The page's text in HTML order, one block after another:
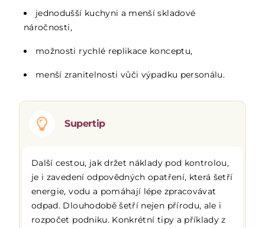
jednodušší kuchyni a menší skladové
náročnosti,
možnosti rychlé replikace konceptu,
menší zranitelnosti vůči výpadku personálu.
Supertip
Další cestou, jak držet náklady pod kontrolou,
je i zavedení odpovědných opatření, která šetří
energie, vodu a pomáhají lépe zpracovávat
odpad. Dlouhodobě šetří nejen přírodu, ale i
rozpočet podniku. Konkrétní tipy a příklady z